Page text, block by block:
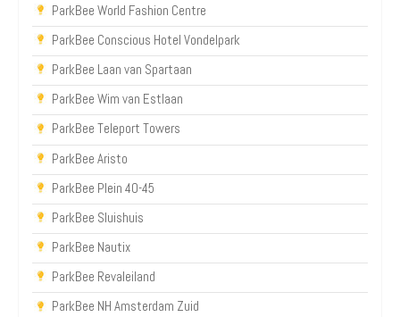
ParkBee World Fashion Centre
ParkBee Conscious Hotel Vondelpark
ParkBee Laan van Spartaan
ParkBee Wim van Estlaan
ParkBee Teleport Towers
ParkBee Aristo
ParkBee Plein 40-45
ParkBee Sluishuis
ParkBee Nautix
ParkBee Revaleiland
ParkBee NH Amsterdam Zuid